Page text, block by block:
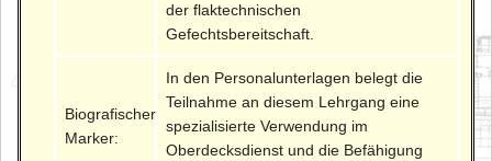
der flaktechnischen
Gefechtsbereitschaft.
Biografischer
Marker:
In den Personalunterlagen belegt die
Teilnahme an diesem Lehrgang eine
spezialisierte Verwendung im
Oberdecksdienst und die Befähigung